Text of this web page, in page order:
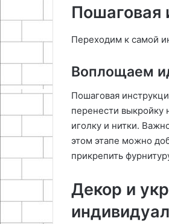
Пошаговая
Переходим к самой
Воплощаем
Пошаговая
перенести выкройку
иголку и нитки․
этом этапе можно
прикрепить
Декор и